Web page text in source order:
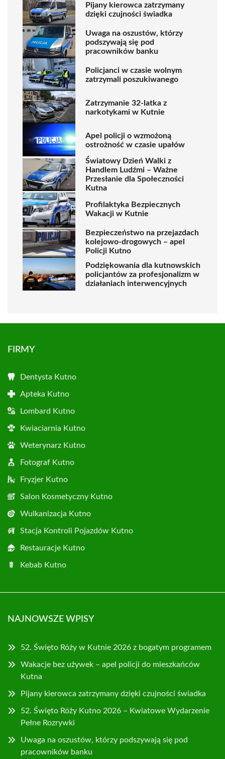
Pijany kierowca zatrzymany
dzięki czujności świadka
Uwaga na oszustów, którzy
podszywają się pod
pracowników banku
Policjanci w czasie wolnym
zatrzymali poszukiwanego
Zatrzymanie 32-latka z
narkotykami w Kutnie
Apel policji o wzmożoną
ostrożność w czasie upałów
Światowy Dzień Walki z
Handlem Ludźmi – Ważne
Przesłanie dla Społeczności
Kutna
Profilaktyka Bezpiecznych
Wakacji w Kutnie
Bezpieczeństwo na przejazdach
kolejowo-drogowych – apel
Policji Kutno
Podziękowania dla kutnowskich
policjantów za profesjonalizm w
działaniach interwencyjnych
FIRMY
Dentysta Kutno
Apteka Kutno
Lombard Kutno
Kwiaciarnia Kutno
Weterynarz Kutno
Fotograf Kutno
Fryzjer Kutno
Salon Kosmetyczny Kutno
Wulkanizacja Kutno
Stacja Kontroli Pojazdów Kutno
Restauracje Kutno
Kebab Kutno
NAJNOWSZE WPISY
52. Święto Róży w Kutnie 2026 z bogatym programem
Wakacje bez używek – apel policji do mieszkańców
Kutna
Pijany kierowca zatrzymany dzięki czujności świadka
52. Święto Róży Kutno 2026 – Kwiatowe Wydarzenie
Pełne Rozrywki
Uwaga na oszustów, którzy podszywają się pod
pracowników banku